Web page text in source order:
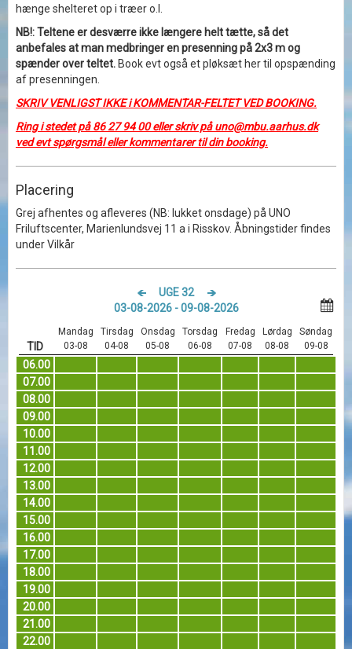
hænge shelteret op i træer o.l.
NB!: Teltene er desværre ikke længere helt tætte, så det
anbefales at man medbringer en presenning på 2x3 m og
spænder over teltet. Book evt også et pløksæt her til opspænding
af presenningen.
SKRIV VENLIGST IKKE i KOMMENTAR-FELTET VED BOOKING.
Ring i stedet på 86 27 94 00 eller skriv på uno@mbu.aarhus.dk
ved evt spørgsmål eller kommentarer til din booking.
Placering
Grej afhentes og afleveres (NB: lukket onsdage) på UNO
Friluftscenter, Marienlundsvej 11 a i Risskov. Åbningstider findes
under Vilkår
UGE 32
03-08-2026 - 09-08-2026
Mandag Tirsdag Onsdag Torsdag Fredag Lørdag Søndag
TID 03-08 04-08 05-08 06-08 07-08 08-08 09-08
06.00
07.00
08.00
09.00
10.00
11.00
12.00
13.00
14.00
15.00
16.00
17.00
18.00
19.00
20.00
21.00
22.00